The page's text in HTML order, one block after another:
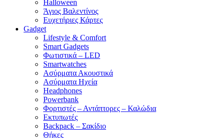
Halloween
Άγιος Βαλεντίνος
Ευχετήριες Κάρτες
Gadget
Lifestyle & Comfort
Smart Gadgets
Φωτιστικά – LED
Smartwatches
Ασύρματα Ακουστικά
Ασύρματα Ηχεία
Headphones
Powerbank
Φορτιστές – Αντάπτορες – Καλώδια
Εκτυπωτές
Backpack – Σακίδιο
Θήκες